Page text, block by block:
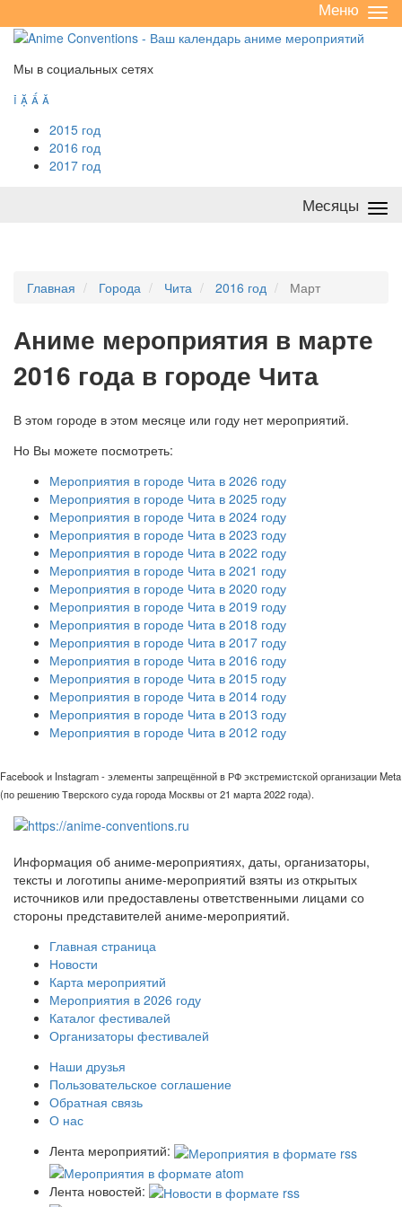
/
Меню
Мы в социальных сетях
   
2015 год
2016 год
2017 год
Месяцы
Главная Города Чита 2016 год Март
Аниме мероприятия в марте
2016 года в городе Чита
В этом городе в этом месяце или году нет мероприятий.
Но Вы можете посмотреть:
Мероприятия в городе Чита в 2026 году
Мероприятия в городе Чита в 2025 году
Мероприятия в городе Чита в 2024 году
Мероприятия в городе Чита в 2023 году
Мероприятия в городе Чита в 2022 году
Мероприятия в городе Чита в 2021 году
Мероприятия в городе Чита в 2020 году
Мероприятия в городе Чита в 2019 году
Мероприятия в городе Чита в 2018 году
Мероприятия в городе Чита в 2017 году
Мероприятия в городе Чита в 2016 году
Мероприятия в городе Чита в 2015 году
Мероприятия в городе Чита в 2014 году
Мероприятия в городе Чита в 2013 году
Мероприятия в городе Чита в 2012 году
Facebook и Instagram - элементы запрещённой в РФ экстремистской организации Meta
(по решению Тверского суда города Москвы от 21 марта 2022 года).
Информация об аниме-мероприятиях, даты, организаторы,
тексты и логотипы аниме-мероприятий взяты из открытых
источников или предоставлены ответственными лицами со
стороны представителей аниме-мероприятий.
Главная страница
Новости
Карта мероприятий
Мероприятия в 2026 году
Каталог фестивалей
Организаторы фестивалей
Наши друзья
Пользовательское соглашение
Обратная связь
О нас
Лента мероприятий:
Лента новостей: